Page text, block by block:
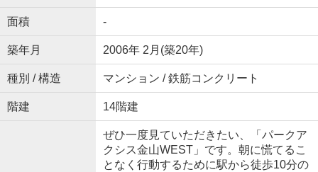
面積 -
築年月 2006年 2月(築20年)
種別 / 構造 マンション / 鉄筋コンクリート
階建 14階建
ぜひ一度見ていただきたい、「パークア
クシス金山WEST」です。朝に慌てるこ
となく行動するために駅から徒歩10分の